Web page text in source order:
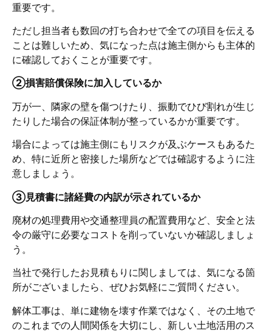
重要です。
ただし担当者も数回の打ち合わせで全ての項目を伝える
ことは難しいため、気になった点は施主側からも主体的
に確認しておくことが重要です。
②損害賠償保険に加入しているか
万が一、隣家の壁を傷つけたり、振動でひび割れが生じ
たりした場合の保証体制が整っているかが重要です。
場合によっては施主側にもリスクが及ぶケースもあるた
め、特に近所と密接した場所などでは確認するように注
意しましょう。
③見積書に諸経費の内訳が示されているか
廃材の処理費用や交通整理員の配置費用など、安全と法
令の厳守に必要なコストを削っていないか確認しましょ
う。
当社で発行したお見積もりに関しましては、気になる箇
所がございましたら、ぜひお気軽にご質問ください。
解体工事は、単に建物を壊す作業ではなく、その土地で
のこれまでの人間関係を大切にし、新しい土地活用のス